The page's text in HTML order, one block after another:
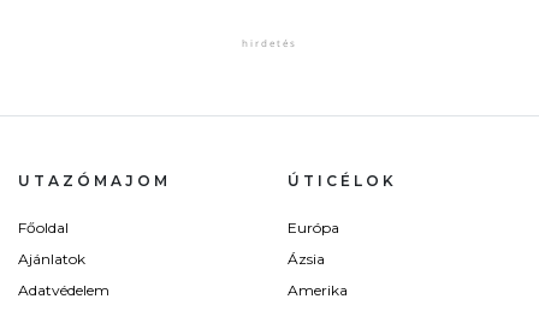
UTAZÓMAJOM
Főoldal
Ajánlatok
Adatvédelem
ÚTICÉLOK
Európa
Ázsia
Amerika